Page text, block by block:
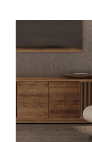
Stehlampe